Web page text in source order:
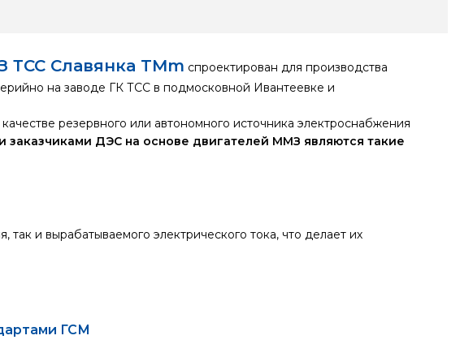
ТСС Славянка TMm спроектирован для производства
на заводе ГК ТСС в подмосковной Ивантеевке и
резервного или автономного источника электроснабжения
заказчиками ДЭС на основе двигателей ММЗ являются такие
и вырабатываемого электрического тока, что делает их
ГСМ